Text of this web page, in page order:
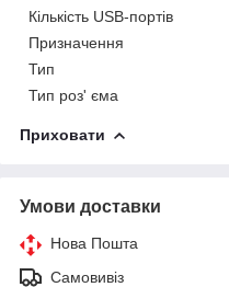
Кількість USB-портів
Призначення
Тип
Тип роз' єма
Приховати
Умови доставки
Нова Пошта
Самовивіз